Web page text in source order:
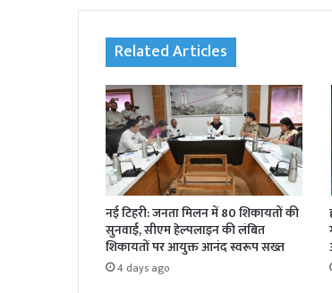
Related Articles
नई टिहरी: जनता मिलन में 80 शिकायतों की
सुनवाई, सीएम हेल्पलाइन की लंबित
शिकायतों पर आयुक्त आनंद स्वरूप सख्त
4 days ago